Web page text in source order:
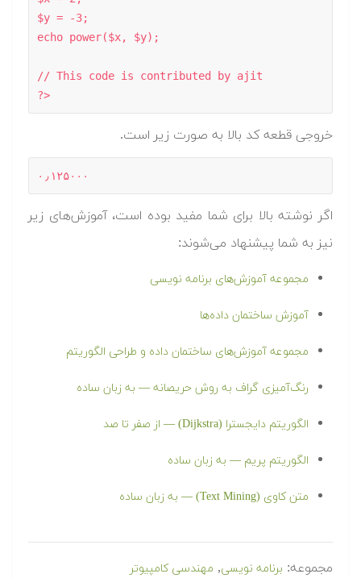
$y = -3;
echo power($x, $y);
// This code is contributed by ajit
?>
خروجی قطعه کد بالا به صورت زیر است.
۰٫۱۲۵۰۰۰
اگر نوشته بالا برای شما مفید بوده است، آموزش‌های زیر
نیز به شما پیشنهاد می‌شوند:
مجموعه آموزش‌‌های برنامه‌‌ نویسی
آموزش ساختمان داده‌ها
مجموعه آموزش‌های ساختمان داده و طراحی الگوریتم
رنگ‌آمیزی گراف به روش حریصانه — به زبان ساده
الگوریتم دایجسترا (Dijkstra) — از صفر تا صد
الگوریتم پریم — به زبان ساده
متن کاوی (Text Mining) — به زبان ساده
مجموعه: برنامه نویسی, مهندسی کامپیوتر